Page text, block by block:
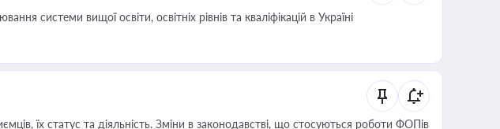
системи вищої освіти, освітніх рівнів та кваліфікацій в Україні
їх статус та діяльність. Зміни в законодавстві, що стосуються роботи ФОПів